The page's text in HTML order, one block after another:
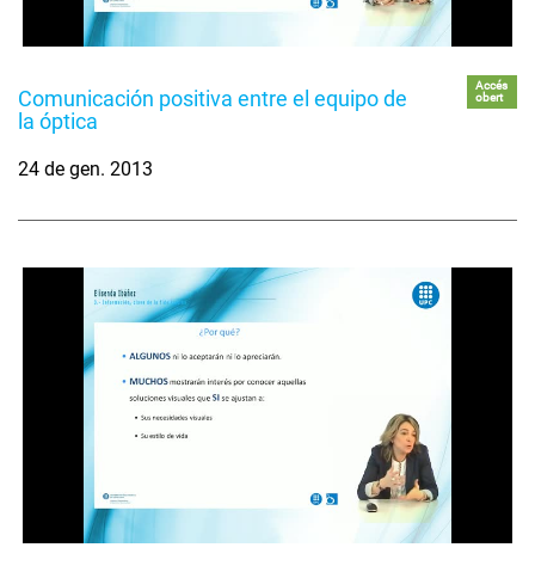
Comunicación positiva entre el equipo de
la óptica
Accés
obert
24 de gen. 2013